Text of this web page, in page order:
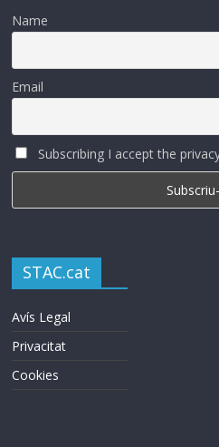
Name
Email
Subscribing I accept the
STAC.cat
Avís Legal
Privacitat
Cookies